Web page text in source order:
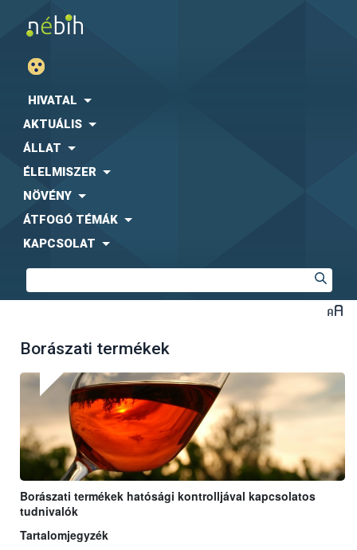
HIVATAL
AKTUÁLIS
ÁLLAT
ÉLELMISZER
NÖVÉNY
ÁTFOGÓ TÉMÁK
KAPCSOLAT
Borászati termékek
Borászati termékek hatósági kontrolljával kapcsolatos
tudnivalók
Tartalomjegyzék